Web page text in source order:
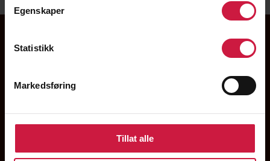
Egenskaper
Statistikk
Markedsføring
Tillat alle